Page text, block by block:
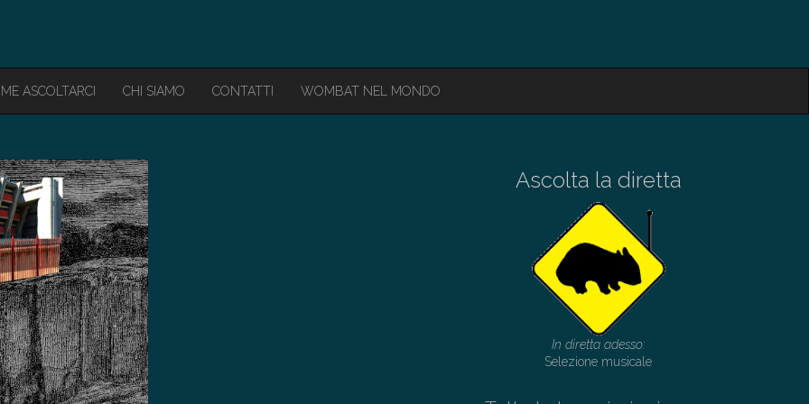
ASCOLTARCI CHI SIAMO CONTATTI WOMBAT NEL MONDO
Ascolta la diretta
In diretta adesso:
Selezione musicale